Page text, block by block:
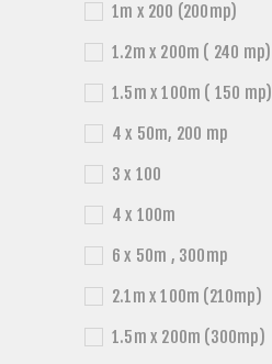
1m x 200 (200mp)
1.2m x 200m ( 240 mp)
1.5m x 100m ( 150 mp)
4 x 50m, 200 mp
3 x 100
4 x 100m
6 x 50m , 300mp
2.1m x 100m (210mp)
1.5m x 200m (300mp)